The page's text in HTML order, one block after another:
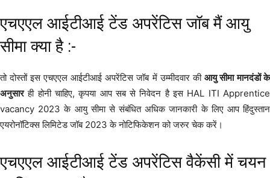
एचएएल आईटीआई टेंड अपरेंटिस जॉब मैं आयु
सीमा क्या है :-
तो दोस्तों इस एचएएल आईटीआई अपरेंटिस जॉब में उम्मीदवार की आयु सीमा मानदंडों के
अनुसारही होनी चाहिए, कृपया आप सब से निवेदन है इस HAL ITI Apprentice
vacancy 2023 के आयु सीमा से संबंधित अधिक जानकारी के लिए आप हिंदुस्तान
एयरोनॉटिक्स लिमिटेड जॉब 2023 के नोटिफिकेशन को जरुर चेक करें।
एचएएल आईटीआई टेंड अपरेंटिस वैकेंसी में चयन